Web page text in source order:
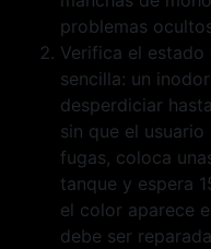
problemas
Verifica el
sencilla: un
desperdiciar
sin que el
fugas, coloca
tanque y espera
el color aparece
debe ser